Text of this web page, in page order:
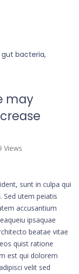
may
Views
sunt in culpa qui
utem peiatis
accusantium
ipsaquae
beatae vitae
quist ratione
est qui dolorem
velit sed